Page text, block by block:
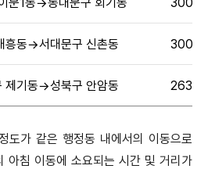
흥동→서대문구 신촌동 300명
제기동→성북구 안암동 263명
도가 같은 행정동 내에서의 이동으로
아침 이동에 소요되는 시간 및 거리가